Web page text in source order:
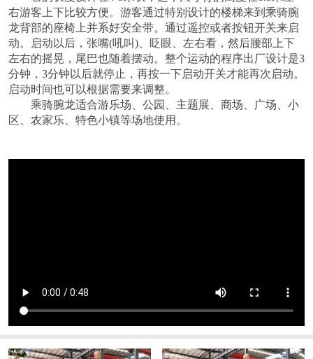
右游客上下比较方便。游客通过特别设计的楼梯来到乘骑腕
龙背部的座椅上并系好安全带。通过遥控或者按钮开关来启
动。启动以后，张嘴(吼叫) 、眨眼、左右看，然后腰部上下
左右的摇晃，尾巴也随着摆动。整个运动的程序出厂设计是3
分钟， 3分钟以后就停止，再按一下启动开关才能再次启动。
启动时间也可以根据需要来调整。
乘骑腕龙适合游乐场、公园、主题展、商场、广场、小
区、农家乐、特色小镇等场地使用。